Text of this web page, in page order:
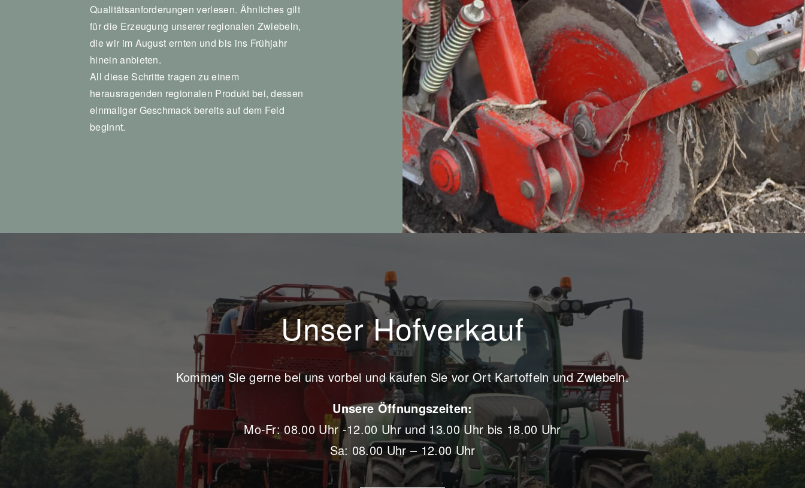
Qualitätsanforderungen verlesen. Ähnliches gilt
für die Erzeugung unserer regionalen Zwiebeln,
die wir im August ernten und bis ins Frühjahr
hinein anbieten.
All diese Schritte tragen zu einem
herausragenden regionalen Produkt bei, dessen
einmaliger Geschmack bereits auf dem Feld
beginnt.
Unser Hofverkauf
Kommen Sie gerne bei uns vorbei und kaufen Sie vor Ort Kartoffeln und Zwiebeln.
Unsere Öffnungszeiten:
Mo-Fr: 08.00 Uhr -12.00 Uhr und 13.00 Uhr bis 18.00 Uhr
Sa: 08.00 Uhr – 12.00 Uhr